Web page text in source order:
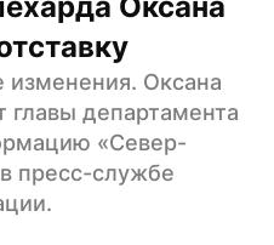
изменения. Оксана
главы департамента
«Север-
пресс-службе